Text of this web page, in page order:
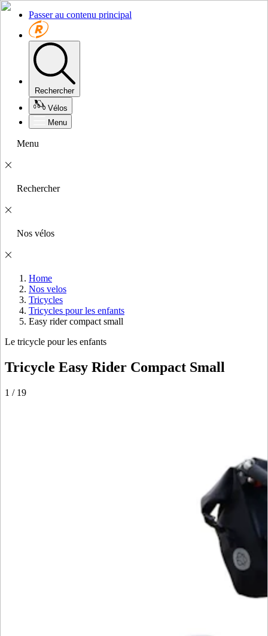
Passer au contenu principal
Rechercher
Vélos
Menu
Menu
Rechercher
Nos vélos
Home
Nos velos
Tricycles
Tricycles pour les enfants
Easy rider compact small
Le tricycle pour les enfants
Tricycle Easy Rider Compact Small
1 / 19